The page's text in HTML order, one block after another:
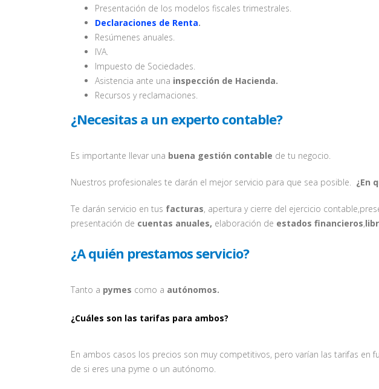
Presentación de los modelos fiscales trimestrales.
Declaraciones de Renta.
Resúmenes anuales.
IVA.
Impuesto de Sociedades.
Asistencia ante una inspección de Hacienda.
Recursos y reclamaciones.
¿Necesitas a un experto contable?
Es importante llevar una buena gestión contable de tu negocio.
Nuestros profesionales te darán el mejor servicio para que sea posible. ¿En
Te darán servicio en tus facturas, apertura y cierre del ejercicio
presentación de cuentas anuales, elaboración de estados financieros,
¿A quién prestamos servicio?
Tanto a pymes como a autónomos.
¿Cuáles son las tarifas para ambos?
En ambos casos los precios son muy competitivos, pero varían las tarifas en
de si eres una pyme o un autónomo.